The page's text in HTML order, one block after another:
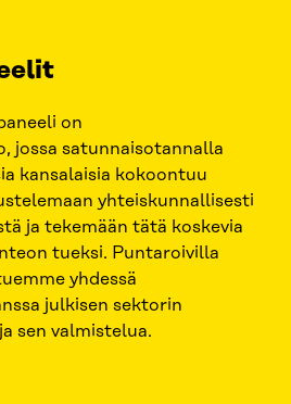
on
jossa satunnaisotannalla
kansalaisia kokoontuu
yhteiskunnallisesti
ja tekemään tätä koskevia
tueksi. Puntaroivilla
yhdessä
julkisen sektorin
sen valmistelua.